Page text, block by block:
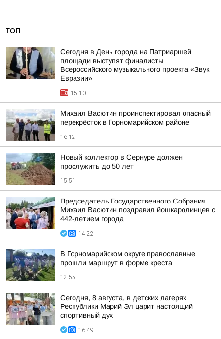
ТОП
Сегодня в День города на Патриаршей
площади выступят финалисты
Всероссийского музыкального проекта «Звук
Евразии»
15:10
Михаил Васютин проинспектировал опасный
перекрёсток в Горномарийском районе
16:12
Новый коллектор в Сернуре должен
прослужить до 50 лет
15:51
Председатель Государственного Собрания
Михаил Васютин поздравил йошкаролинцев с
442-летием города
14:22
В Горномарийском округе православные
прошли маршрут в форме креста
12:55
Сегодня, 8 августа, в детских лагерях
Республики Марий Эл царит настоящий
спортивный дух
16:49